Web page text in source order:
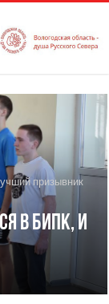
призывник
в БИПК, и